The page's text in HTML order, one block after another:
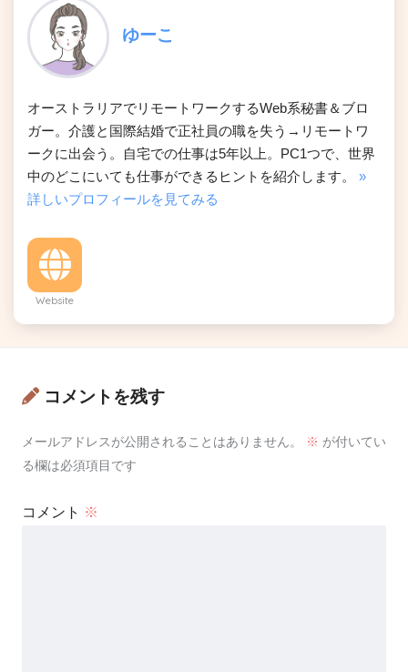
ゆーこ
オーストラリアでリモートワークするWeb系秘書＆ブロ
ガー。介護と国際結婚で正社員の職を失う→リモートワ
ークに出会う。自宅での仕事は5年以上。PC1つで、世界
中のどこにいても仕事ができるヒントを紹介します。 »
詳しいプロフィールを見てみる
Website
コメントを残す
メールアドレスが公開されることはありません。 ※ が付いてい
る欄は必須項目です
コメント ※